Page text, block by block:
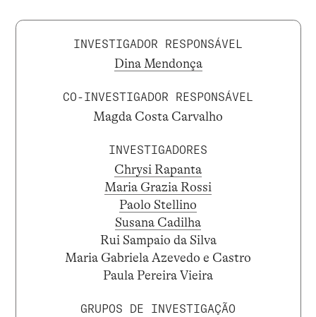
INVESTIGADOR RESPONSÁVEL
Dina Mendonça
CO-INVESTIGADOR RESPONSÁVEL
Magda Costa Carvalho
INVESTIGADORES
Chrysi Rapanta
Maria Grazia Rossi
Paolo Stellino
Susana Cadilha
Rui Sampaio da Silva
Maria Gabriela Azevedo e Castro
Paula Pereira Vieira
GRUPOS DE INVESTIGAÇÃO